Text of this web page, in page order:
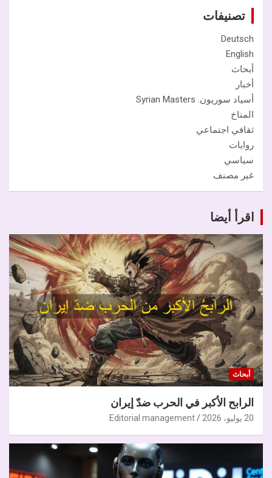
تصنيفات
Deutsch
English
أبحاث
أخبار
أسياد سوريون. Syrian Masters
المناخ
ثقافي اجتماعي
روايات
سياسي
غير مصنف
اقرأ أيضا
أبحاث
الرابح الأكبر في الحرب ضدّ إيران
20 يوليو، 2026 Editorial management